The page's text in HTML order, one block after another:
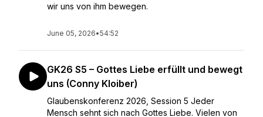
wir uns von ihm bewegen.
June 05, 2026•54:52
GK26 S5 – Gottes Liebe erfüllt und bewegt
uns (Conny Kloiber)
Glaubenskonferenz 2026, Session 5 Jeder
Mensch sehnt sich nach Gottes Liebe. Vielen von